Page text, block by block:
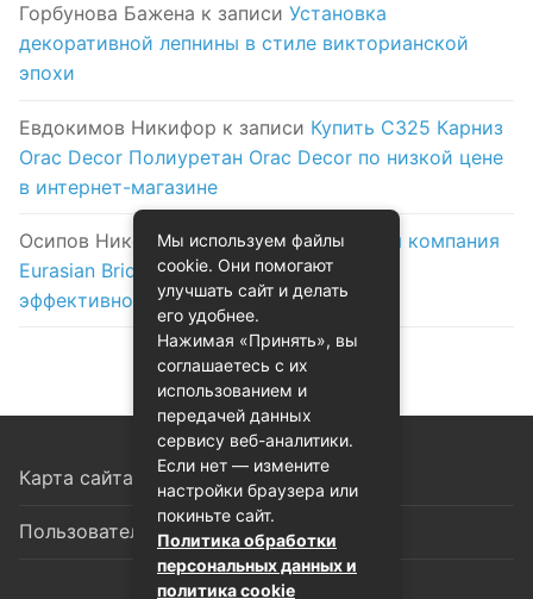
Горбунова Бажена к записи Установка
декоративной лепнины в стиле викторианской
эпохи
Евдокимов Никифор к записи Купить C325 Карниз
Orac Decor Полиуретан Orac Decor по низкой цене
в интернет-магазине
Осипов Николак записиЛогистическая компания
Eurasian Bridge в Астане: надежность и
эффективность на первом месте
Карта сайта
Пользовательское соглашение
Мы используем файлы
cookie. Они помогают
улучшать сайт и делать
его удобнее.
Нажимая «Принять», вы
соглашаетесь с их
использованием и
передачей данных
сервису веб-аналитики.
Если нет — измените
настройки браузера или
покиньте сайт.
Политика обработки
персональных данных и
политика cookie